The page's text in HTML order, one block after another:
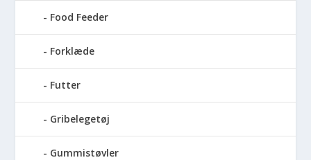
Food Feeder
Forklæde
Futter
Gribelegetøj
Gummistøvler